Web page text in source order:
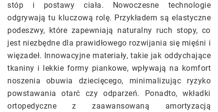
stóp i postawy ciała. Nowoczesne technologie
odgrywają tu kluczową rolę. Przykładem są elastyczne
podeszwy, które zapewniają naturalny ruch stopy, co
jest niezbędne dla prawidłowego rozwijania się mięśni i
więzadeł. Innowacyjne materiały, takie jak oddychające
tkaniny i lekkie formy piankowe, wpływają na komfort
noszenia obuwia dziecięcego, minimalizując ryzyko
powstawania otarć czy odparzeń. Ponadto, wkładki
ortopedyczne z zaawansowaną amortyzacją